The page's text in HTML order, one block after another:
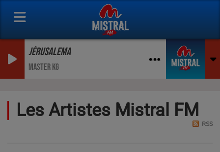
JÉRUSALEMA
MASTER KG
Les Artistes Mistral FM
RSS